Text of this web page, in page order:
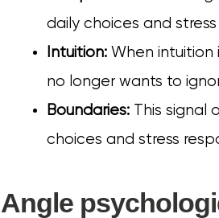
daily choices and
Intuition: When intuition
no longer wants to
Boundaries: This signal
choices and stress
Angle